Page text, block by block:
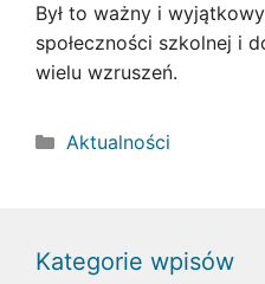
Był to ważny i
społeczności szkolnej i
wielu wzruszeń.
Kategorie
Aktualności
Kategorie wpisów